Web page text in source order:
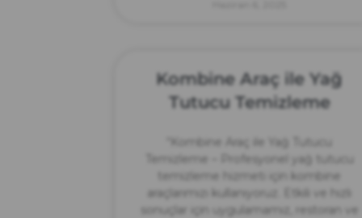
Kombine Araç ile Yağ
Tutucu Temizleme
“Kombine Araç ile Yağ Tutucu
Temizleme – Profesyonel yağ tutucu
temizleme hizmeti için kombine
araçlarımızı kullanıyoruz. Etkili ve hızlı
sonuçlar için uygulamamız, restoran ve